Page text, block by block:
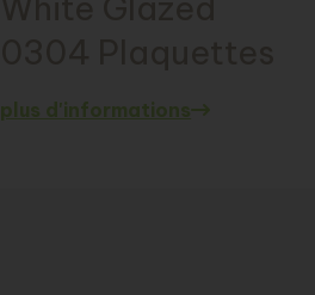
plus d'informations